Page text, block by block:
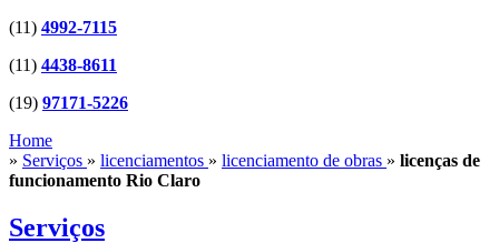
(11) 4992-7115
(11) 4438-8611
(19) 97171-5226
Home
» Serviços » licenciamentos » licenciamento de obras » licenças de
funcionamento Rio Claro
Serviços